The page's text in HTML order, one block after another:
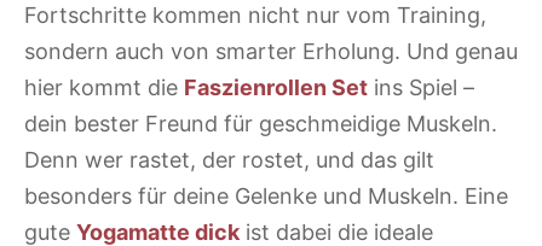
Fortschritte kommen nicht nur vom Training,
sondern auch von smarter Erholung. Und genau
hier kommt die Faszienrollen Set ins Spiel –
dein bester Freund für geschmeidige Muskeln.
Denn wer rastet, der rostet, und das gilt
besonders für deine Gelenke und Muskeln. Eine
gute Yogamatte dick ist dabei die ideale